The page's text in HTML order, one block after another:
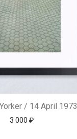
/ 14 April 1973
3 000₽